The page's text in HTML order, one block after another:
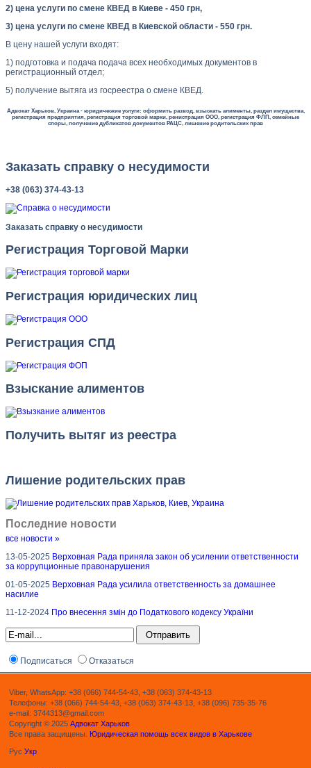
2) цена услуги по смене КВЕД в Киеве - 450 грн,
3) цена услуги по смене КВЕД в Киевской области - 550 грн.
В цену нашей услуги входят:
1) подготовка и подача подача всех необходимых документов в
регистрационный отдел;
5) получение вытяга из госреестра о смене КВЕД.
Адвокат Харьков, Украина - юридические услуги: оформить развод, взыскать алименты, раздел имущества,
регистрация предприятия, регистрация торговой марки, ренистрация ООО, регистрация ФЛП, семейные
споры, получение дубликатов документов РАЦС, лишение родительских прав
Заказать справку о несудимости
+38 (063) 374-43-13
Заказать справку о несудимости
Регистрация Торговой Марки
Регистрация юридических лиц
Регистрация СПД
Взыскание алиментов
Получить вытяг из реестра
Лишение родительских прав
Последние новости
все новости »
13-05-2025 Верховная Рада приняла закон об усилении ответственности
за коррупционные правонарушения
01-05-2025 Верховная Рада усилила ответственность за домашнее
насилие
11-12-2024 Про внесення змін до Податкового кодексу України
Подписаться Отказаться
Viber, WhatsApp: +38 (066) 744-54-43, +38 (063) 374-43-13
Телефоны: +38 (066) 744-54-43, +38 (063) 374-43-13, +38 (096) 735-35-76
e-mail: 3744313@gmail.com
Copyright © 2025 Адвокат Харьков
Все права защищены. Юридическая помощь всех видов в Харькове
Рус Укр